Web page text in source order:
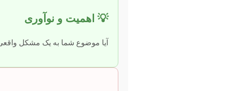
💡 اهمیت و نوآوری
آیا موضوع شما به یک مشکل